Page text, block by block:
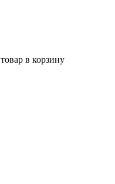
в корзину